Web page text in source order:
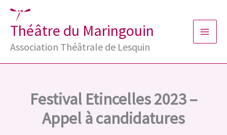
Aller
contenu
Théâtre du Maringouin
Association Théâtrale de Lesquin
Festival Etincelles 2023 –
Appel à candidatures